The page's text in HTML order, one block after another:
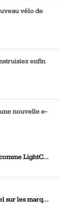
vélo de
enfin
nouvelle e-
LightC...
sur les marq...